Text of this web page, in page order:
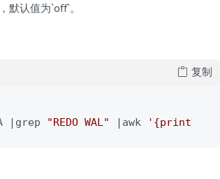
认值为`off`。
|grep "REDO WAL" |awk ' {print
复制